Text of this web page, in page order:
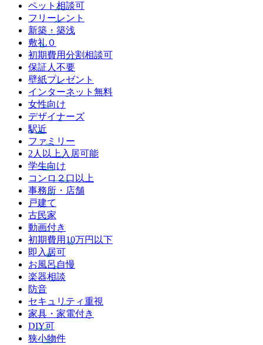
ペット相談可
フリーレント
新築・築浅
敷礼０
初期費用分割相談可
保証人不要
壁紙プレゼント
インターネット無料
女性向け
デザイナーズ
駅近
ファミリー
2人以上入居可能
学生向け
コンロ２口以上
事務所・店舗
戸建て
古民家
動画付き
初期費用10万円以下
即入居可
お風呂自慢
楽器相談
防音
セキュリティ重視
家具・家電付き
DIY可
狭小物件